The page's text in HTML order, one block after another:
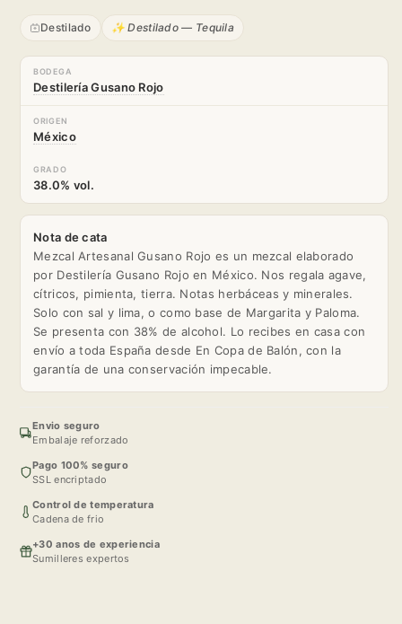
Destilado ✨ Destilado — Tequila
BODEGA
Destilería Gusano Rojo
ORIGEN
México
GRADO
38.0% vol.
Nota de cata
Mezcal Artesanal Gusano Rojo es un mezcal elaborado
por Destilería Gusano Rojo en México. Nos regala agave,
cítricos, pimienta, tierra. Notas herbáceas y minerales.
Solo con sal y lima, o como base de Margarita y Paloma.
Se presenta con 38% de alcohol. Lo recibes en casa con
envío a toda España desde En Copa de Balón, con la
garantía de una conservación impecable.
Envio seguro
Embalaje reforzado
Pago 100% seguro
SSL encriptado
Control de temperatura
Cadena de frio
+30 anos de experiencia
Sumilleres expertos